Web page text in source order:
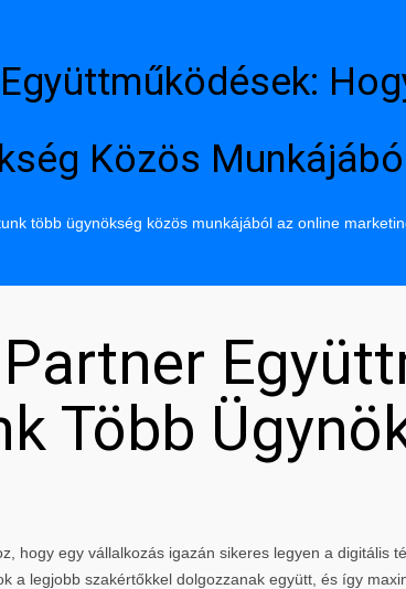
Közös
több ügynökség közös munkájából az online
Több
hogy egy vállalkozás igazán sikeres legyen a digitális
legjobb szakértőkkel dolgozzanak együtt, és így